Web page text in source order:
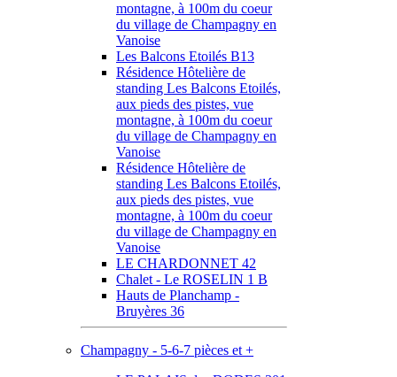
montagne, à 100m du coeur
du village de Champagny en
Vanoise
Les Balcons Etoilés B13
Résidence Hôtelière de
standing Les Balcons Etoilés,
aux pieds des pistes, vue
montagne, à 100m du coeur
du village de Champagny en
Vanoise
Résidence Hôtelière de
standing Les Balcons Etoilés,
aux pieds des pistes, vue
montagne, à 100m du coeur
du village de Champagny en
Vanoise
LE CHARDONNET 42
Chalet - Le ROSELIN 1 B
Hauts de Planchamp -
Bruyères 36
Champagny - 5-6-7 pièces et +